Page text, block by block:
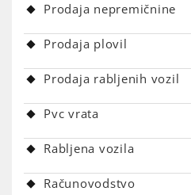
Prodaja nepremičnine
Prodaja plovil
Prodaja rabljenih vozil
Pvc vrata
Rabljena vozila
Računovodstvo